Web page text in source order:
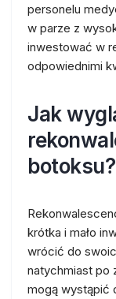
personelu
w parze z
inwestować w
odpowiednimi
Jak
botoksu?
krótka i mało
wrócić do
natychmiast po
mogą wystąpić